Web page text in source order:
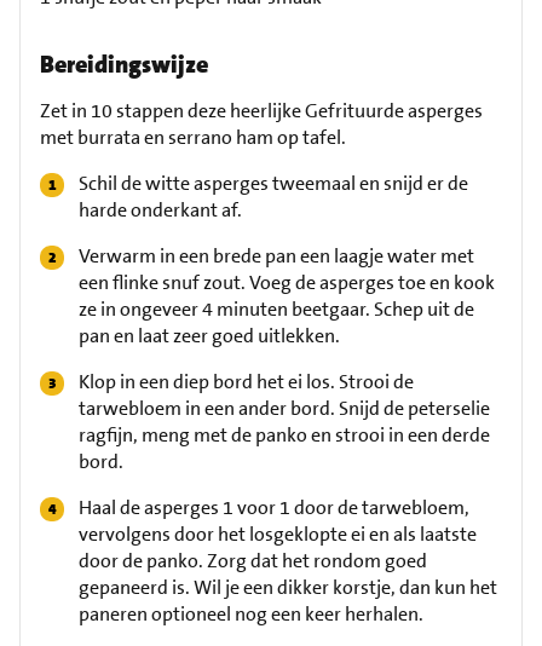
Bereidingswijze
Zet in 10 stappen deze heerlijke Gefrituurde asperges
met burrata en serrano ham op tafel.
Schil de witte asperges tweemaal en snijd er de
harde onderkant af.
Verwarm in een brede pan een laagje water met
een flinke snuf zout. Voeg de asperges toe en kook
ze in ongeveer 4 minuten beetgaar. Schep uit de
pan en laat zeer goed uitlekken.
Klop in een diep bord het ei los. Strooi de
tarwebloem in een ander bord. Snijd de peterselie
ragfijn, meng met de panko en strooi in een derde
bord.
Haal de asperges 1 voor 1 door de tarwebloem,
vervolgens door het losgeklopte ei en als laatste
door de panko. Zorg dat het rondom goed
gepaneerd is. Wil je een dikker korstje, dan kun het
paneren optioneel nog een keer herhalen.